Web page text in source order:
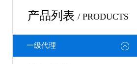
产品列表 / PRODUCTS
一级代理